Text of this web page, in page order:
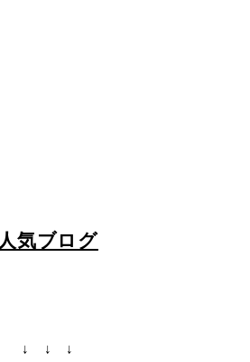
人気ブログ
↓ ↓ ↓